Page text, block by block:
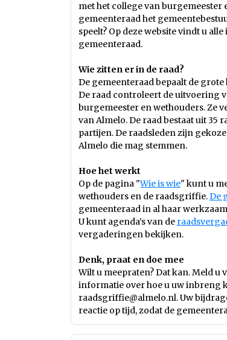
met het college van burgemeester
gemeenteraad het
speelt? Op deze website vindt u
gemeenteraad.
Wie zitten er in de raad?
De gemeenteraad bepaalt de
De raad controleert de uitvoering
burgemeester en wethouders. Ze
van Almelo. De raad bestaat uit 35
partijen. De raadsleden zijn
Almelo die mag stemmen.
Hoe het werkt
Op de pagina "Wie is wie" kunt u
wethouders en de raadsgriffie.De
gemeenteraad in al haar
U kunt agenda’s van de
vergaderingen bekijken.
Denk, praat en doe mee
Wilt u meepraten? Dat kan. Meld
informatie over hoe u uw inbreng
raadsgriffie@almelo.nl. Uw
reactie op tijd, zodat de